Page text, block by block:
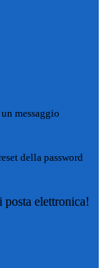
messaggio
della password
elettronica!